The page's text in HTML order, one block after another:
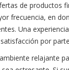
de productos
frecuencia, en
Una
por
relajante